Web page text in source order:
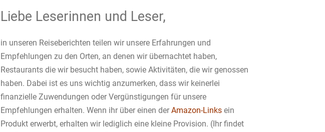
Liebe Leserinnen und Leser,
in unseren Reiseberichten teilen wir unsere Erfahrungen und
Empfehlungen zu den Orten, an denen wir übernachtet haben,
Restaurants die wir besucht haben, sowie Aktivitäten, die wir genossen
haben. Dabei ist es uns wichtig anzumerken, dass wir keinerlei
finanzielle Zuwendungen oder Vergünstigungen für unsere
Empfehlungen erhalten. Wenn ihr über einen der Amazon-Links ein
Produkt erwerbt, erhalten wir lediglich eine kleine Provision. (Ihr findet